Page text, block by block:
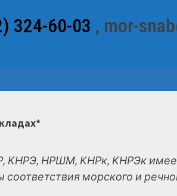
324-60-03 , mor-
КНРЭ, НРШМ, КНРк, КНРЭк
морского и